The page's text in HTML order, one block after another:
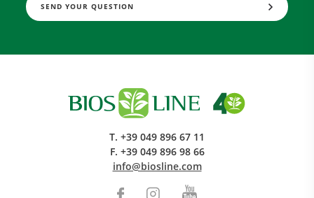
SEND YOUR QUESTION
T. +39 049 896 67 11
F. +39 049 896 98 66
info@biosline.com